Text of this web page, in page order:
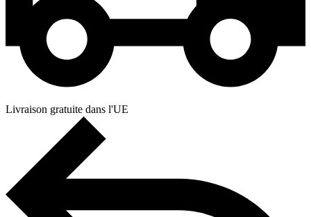
Livraison gratuite dans l'UE